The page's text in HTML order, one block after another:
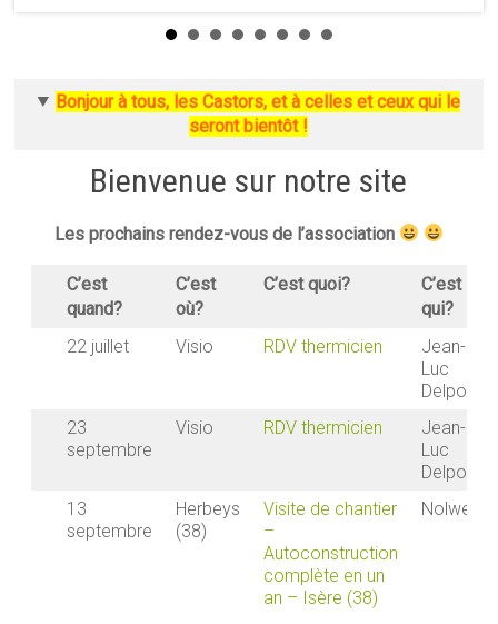
Bonjour à tous, les Castors, et à celles et ceux qui le
seront bientôt !
Bienvenue sur notre site
Les prochains rendez-vous de l’association
C’est
quand?
C’est
où?
C’est quoi?
C’est
qui?
22 juillet
Visio RDV thermicien
Jean-
Luc
Delpont
23
septembre
Visio RDV thermicien
Jean-
Luc
Delpont
13
septembre
Herbeys
(38)
Visite de chantier
–
Autoconstruction
complète en un
an – Isère (38)
Nolwenn